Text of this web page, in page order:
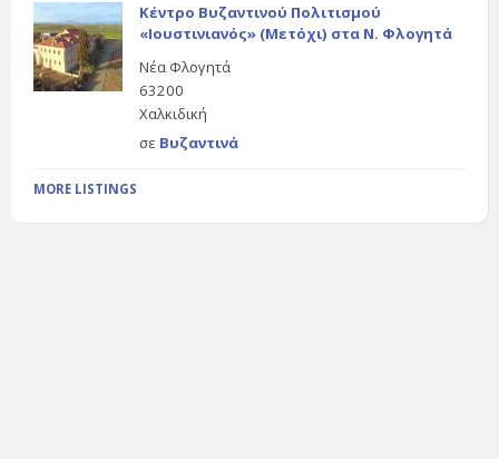
Κέντρο Βυζαντινού Πολιτισμού
«Ιουστινιανός» (Μετόχι) στα Ν. Φλογητά
Νέα Φλογητά
63200
Χαλκιδική
σε Βυζαντινά
MORE LISTINGS